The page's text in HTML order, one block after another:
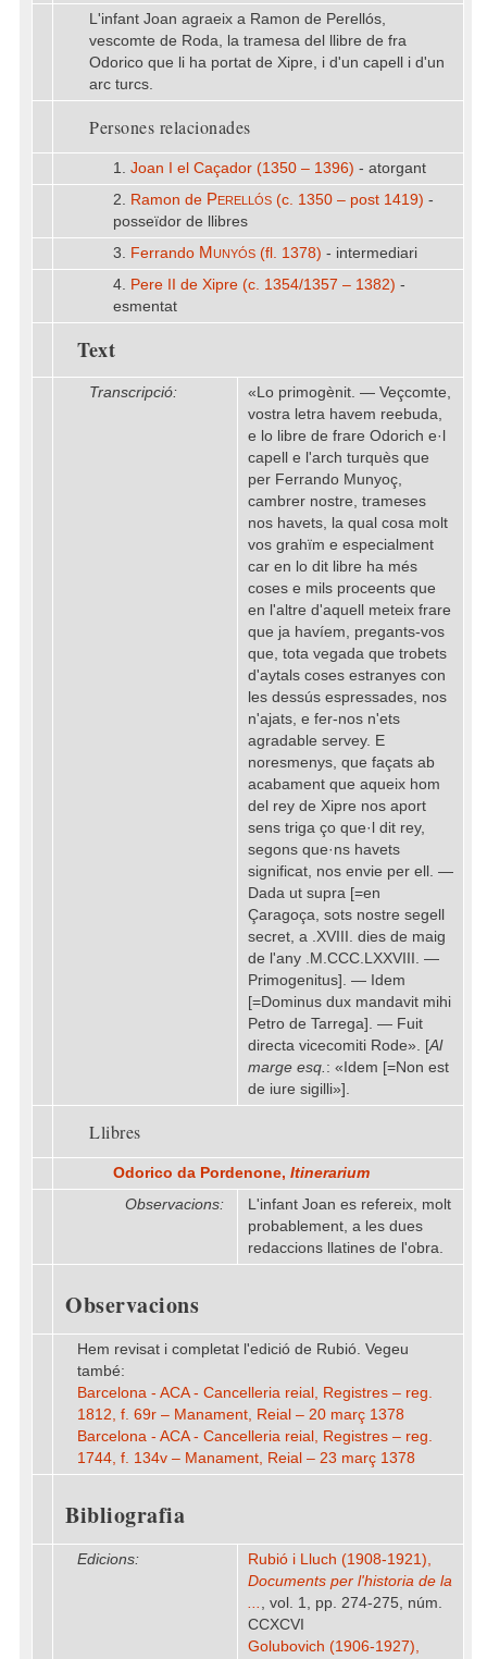
L'infant Joan agraeix a Ramon de Perellós,
vescomte de Roda, la tramesa del llibre de fra
Odorico que li ha portat de Xipre, i d'un capell i d'un
arc turcs.
Persones relacionades
1. Joan I el Caçador (1350 – 1396) - atorgant
2. Ramon de Perellós (c. 1350 – post 1419) -
posseïdor de llibres
3. Ferrando Munyós (fl. 1378) - intermediari
4. Pere II de Xipre (c. 1354/1357 – 1382) -
esmentat
Text
Transcripció:
«Lo primogènit. — Veçcomte,
vostra letra havem reebuda,
e lo libre de frare Odorich e·l
capell e l'arch turquès que
per Ferrando Munyoç,
cambrer nostre, trameses
nos havets, la qual cosa molt
vos grahïm e especialment
car en lo dit libre ha més
coses e mils proceents que
en l'altre d'aquell meteix frare
que ja havíem, pregants-vos
que, tota vegada que trobets
d'aytals coses estranyes con
les dessús espressades, nos
n'ajats, e fer-nos n'ets
agradable servey. E
noresmenys, que façats ab
acabament que aqueix hom
del rey de Xipre nos aport
sens triga ço que·l dit rey,
segons que·ns havets
significat, nos envie per ell. —
Dada ut supra [=en
Çaragoça, sots nostre segell
secret, a .XVIII. dies de maig
de l'any .M.CCC.LXXVIII. —
Primogenitus]. — Idem
[=Dominus dux mandavit mihi
Petro de Tarrega]. — Fuit
directa vicecomiti Rode». [Al
marge esq. : «Idem [=Non est
de iure sigilli»].
Llibres
Odorico da Pordenone, Itinerarium
Observacions:
L'infant Joan es refereix, molt
probablement, a les dues
redaccions llatines de l'obra.
Observacions
Hem revisat i completat l'edició de Rubió. Vegeu
també:
Barcelona - ACA - Cancelleria reial, Registres – reg.
1812, f. 69r – Manament, Reial – 20 març 1378
Barcelona - ACA - Cancelleria reial, Registres – reg.
1744, f. 134v – Manament, Reial – 23 març 1378
Bibliografia
Edicions:
Rubió i Lluch (1908-1921),
Documents per l'historia de la
... , vol. 1, pp. 274-275, núm.
CCXCVI
Golubovich (1906-1927),